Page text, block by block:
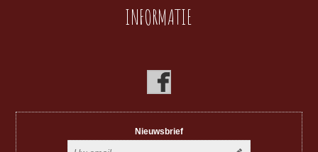
INFORMATIE
Nieuwsbrief